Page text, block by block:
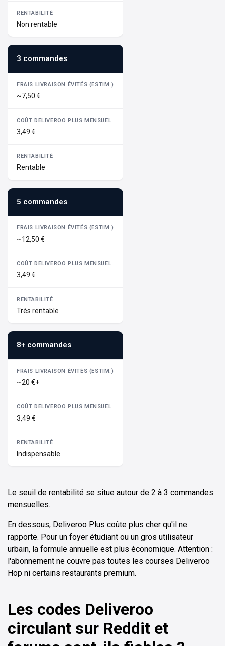
Non rentable
3 commandes
~7,50 €
3,49 €
Rentable
5 commandes
~12,50 €
3,49 €
Très rentable
8+ commandes
~20 €+
3,49 €
Indispensable
Le seuil de rentabilité se situe autour de 2 à 3 commandes
mensuelles.
En dessous, Deliveroo Plus coûte plus cher qu'il ne
rapporte. Pour un foyer étudiant ou un gros utilisateur
urbain, la formule annuelle est plus économique. Attention :
l'abonnement ne couvre pas toutes les courses Deliveroo
Hop ni certains restaurants premium.
Les codes Deliveroo
circulant sur Reddit et